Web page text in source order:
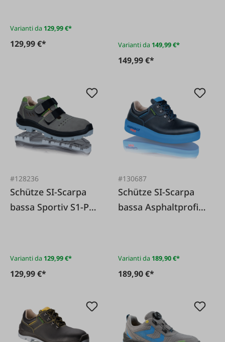
Varianti da 129,99 €*
129,99 €* Varianti da 149,99 €*
149,99 €*
#128236
Schütze SI-Scarpa
bassa Sportiv S1-PL
Varianti da 129,99 €*
129,99 €*
#130687
Schütze SI-Scarpa
bassa Asphaltprofi
Varianti da 189,90 €*
189,90 €*